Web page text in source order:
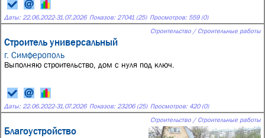
Даты: 22.06.2022-31.07.2026 Показов: 27041 (25) Просмотров: 559 (0)
Строительство / Строительные работы
Строитель универсальный
г. Симферополь
Выполняю строительство, дом с нуля под ключ.
Даты: 22.06.2022-31.07.2026 Показов: 23206 (25) Просмотров: 420 (0)
Строительство / Строительные работы
Благоустройство